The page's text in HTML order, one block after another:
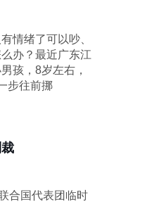
情绪了可以吵、
办？最近广东江
孩，8岁左右，
步往前挪
国代表团临时